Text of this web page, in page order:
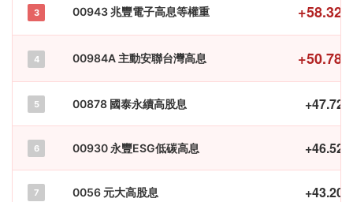
3 00943 兆豐電子高息等權重
4 00984A 主動安聯台灣高息
5 00878 國泰永續高股息
6 00930 永豐ESG低碳高息
7 0056 元大高股息